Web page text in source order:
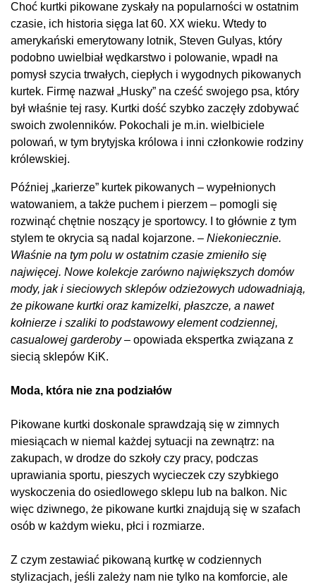
Choć kurtki pikowane zyskały na popularności w ostatnim
czasie, ich historia sięga lat 60. XX wieku. Wtedy to
amerykański emerytowany lotnik, Steven Gulyas, który
podobno uwielbiał wędkarstwo i polowanie, wpadł na
pomysł szycia trwałych, ciepłych i wygodnych pikowanych
kurtek. Firmę nazwał „Husky” na cześć swojego psa, który
był właśnie tej rasy. Kurtki dość szybko zaczęły zdobywać
swoich zwolenników. Pokochali je m.in. wielbiciele
polowań, w tym brytyjska królowa i inni członkowie rodziny
królewskiej.
Później „karierze” kurtek pikowanych – wypełnionych
watowaniem, a także puchem i pierzem – pomogli się
rozwinąć chętnie noszący je sportowcy. I to głównie z tym
stylem te okrycia są nadal kojarzone. – Niekoniecznie.
Właśnie na tym polu w ostatnim czasie zmieniło się
najwięcej. Nowe kolekcje zarówno największych domów
mody, jak i sieciowych sklepów odzieżowych udowadniają,
że pikowane kurtki oraz kamizelki, płaszcze, a nawet
kołnierze i szaliki to podstawowy element codziennej,
casualowej garderoby– opowiada ekspertka związana z
siecią sklepów KiK.
Moda, która nie zna podziałów
Pikowane kurtki doskonale sprawdzają się w zimnych
miesiącach w niemal każdej sytuacji na zewnątrz: na
zakupach, w drodze do szkoły czy pracy, podczas
uprawiania sportu, pieszych wycieczek czy szybkiego
wyskoczenia do osiedlowego sklepu lub na balkon. Nic
więc dziwnego, że pikowane kurtki znajdują się w szafach
osób w każdym wieku, płci i rozmiarze.
Z czym zestawiać pikowaną kurtkę w codziennych
stylizacjach, jeśli zależy nam nie tylko na komforcie, ale